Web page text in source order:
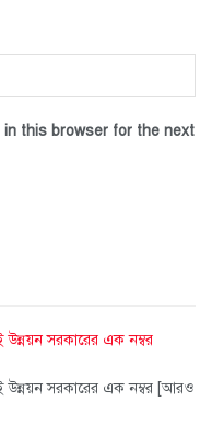
in this browser for the next
উন্নয়ন সরকারের এক নম্বর
উন্নয়ন সরকারের এক নম্বর [আরও